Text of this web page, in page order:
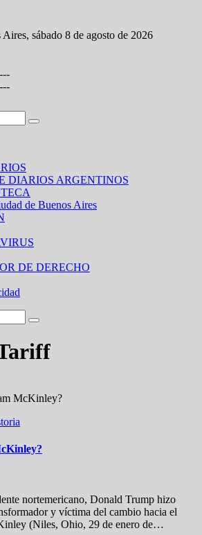
sábado 8 de agosto de 2026
DIARIOS ARGENTINOS
de Buenos Aires
DE DERECHO
McKinley?
nortemericano, Donald Trump hizo
y víctima del cambio hacia el
(Niles, Ohio, 29 de enero de…